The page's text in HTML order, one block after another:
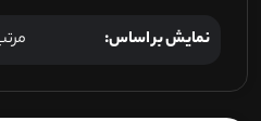
نمایش بر اساس: